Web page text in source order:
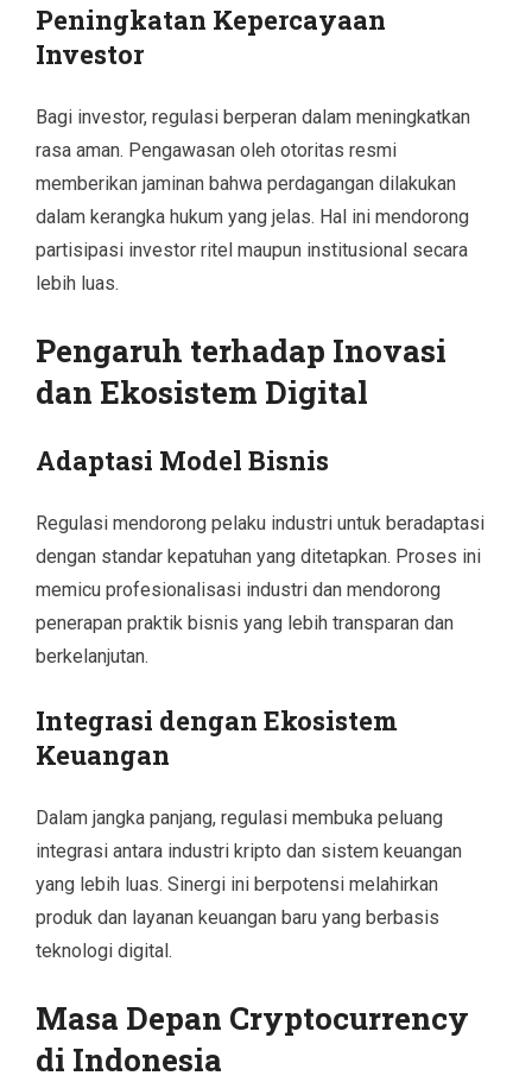
Peningkatan Kepercayaan
Investor
Bagi investor, regulasi berperan dalam meningkatkan
rasa aman. Pengawasan oleh otoritas resmi
memberikan jaminan bahwa perdagangan dilakukan
dalam kerangka hukum yang jelas. Hal ini mendorong
partisipasi investor ritel maupun institusional secara
lebih luas.
Pengaruh terhadap Inovasi
dan Ekosistem Digital
Adaptasi Model Bisnis
Regulasi mendorong pelaku industri untuk beradaptasi
dengan standar kepatuhan yang ditetapkan. Proses ini
memicu profesionalisasi industri dan mendorong
penerapan praktik bisnis yang lebih transparan dan
berkelanjutan.
Integrasi dengan Ekosistem
Keuangan
Dalam jangka panjang, regulasi membuka peluang
integrasi antara industri kripto dan sistem keuangan
yang lebih luas. Sinergi ini berpotensi melahirkan
produk dan layanan keuangan baru yang berbasis
teknologi digital.
Masa Depan Cryptocurrency
di Indonesia